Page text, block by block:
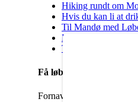
Hiking rundt om
Hvis du kan li at
Til Mandø med
Kig forbi hos Steep
Til dig der godt vil
Få løbenyheder i din
Fornavn